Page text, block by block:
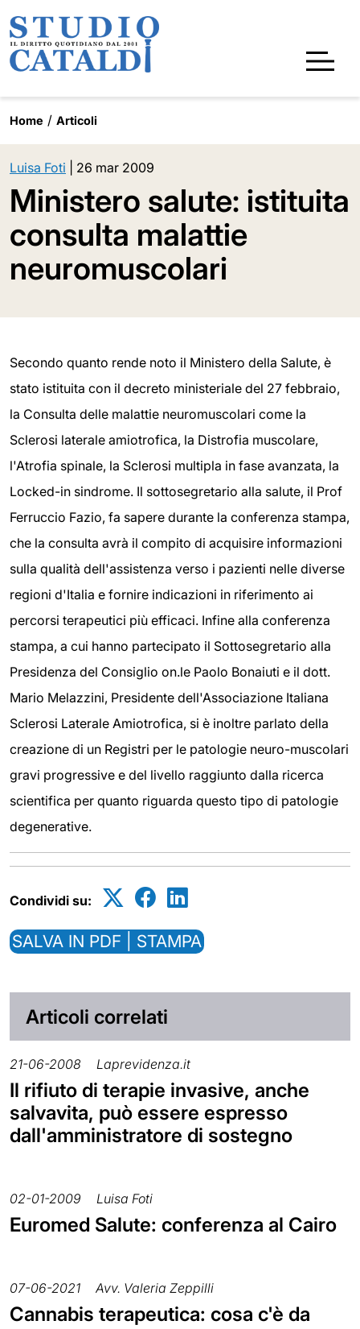
Home Articoli
Luisa Foti 26 mar 2009
Ministero salute: istituita
consulta malattie
neuromuscolari
Secondo quanto rende noto il Ministero della Salute, è
stato istituita con il decreto ministeriale del 27 febbraio,
la Consulta delle malattie neuromuscolari come la
Sclerosi laterale amiotrofica, la Distrofia muscolare,
l'Atrofia spinale, la Sclerosi multipla in fase avanzata, la
Locked-in sindrome. Il sottosegretario alla salute, il Prof
Ferruccio Fazio, fa sapere durante la conferenza stampa,
che la consulta avrà il compito di acquisire informazioni
sulla qualità dell'assistenza verso i pazienti nelle diverse
regioni d'Italia e fornire indicazioni in riferimento ai
percorsi terapeutici più efficaci. Infine alla conferenza
stampa, a cui hanno partecipato il Sottosegretario alla
Presidenza del Consiglio on.le Paolo Bonaiuti e il dott.
Mario Melazzini, Presidente dell'Associazione Italiana
Sclerosi Laterale Amiotrofica, si è inoltre parlato della
creazione di un Registri per le patologie neuro-muscolari
gravi progressive e del livello raggiunto dalla ricerca
scientifica per quanto riguarda questo tipo di patologie
degenerative.
Condividi su:
SALVA IN PDF | STAMPA
Articoli correlati
21-06-2008 Laprevidenza.it
Il rifiuto di terapie invasive, anche
salvavita, può essere espresso
dall'amministratore di sostegno
02-01-2009 Luisa Foti
Euromed Salute: conferenza al Cairo
07-06-2021 Avv. Valeria Zeppilli
Cannabis terapeutica: cosa c'è da